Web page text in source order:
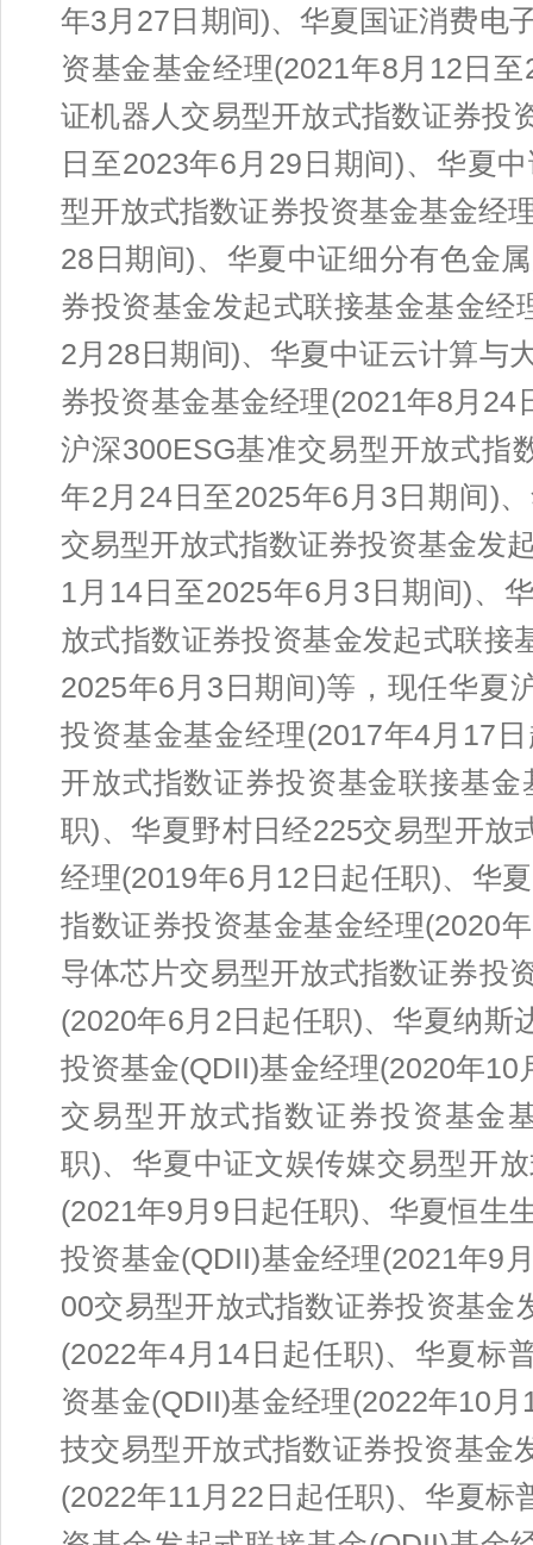
年3月27日期间)、华夏国证消费电
资基金基金经理(2021年8月12日
证机器人交易型开放式指数证券投
日至2023年6月29日期间)、华夏
型开放式指数证券投资基金基金经
28日期间)、华夏中证细分有色金
券投资基金发起式联接基金基金经
2月28日期间)、华夏中证云计算与
券投资基金基金经理(2021年8月
沪深300ESG基准交易型开放式指
年2月24日至2025年6月3日期间)
交易型开放式指数证券投资基金发
1月14日至2025年6月3日期间)、
放式指数证券投资基金发起式联接
2025年6月3日期间)等，现任华夏
投资基金基金经理(2017年4月17
开放式指数证券投资基金联接基
职)、华夏野村日经225交易型开放
经理(2019年6月12日起任职)、华
指数证券投资基金基金经理(2020
导体芯片交易型开放式指数证券投
(2020年6月2日起任职)、华夏纳斯
投资基金(QDII)基金经理(2020年
交易型开放式指数证券投资基金
职)、华夏中证文娱传媒交易型开
(2021年9月9日起任职)、华夏恒生
投资基金(QDII)基金经理(2021年9
00交易型开放式指数证券投资基金
(2022年4月14日起任职)、华夏标
资基金(QDII)基金经理(2022年10
技交易型开放式指数证券投资基金
(2022年11月22日起任职)、华夏标